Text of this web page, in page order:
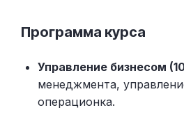
Программа курса
Управление бизнесом
менеджмента,
операционка.